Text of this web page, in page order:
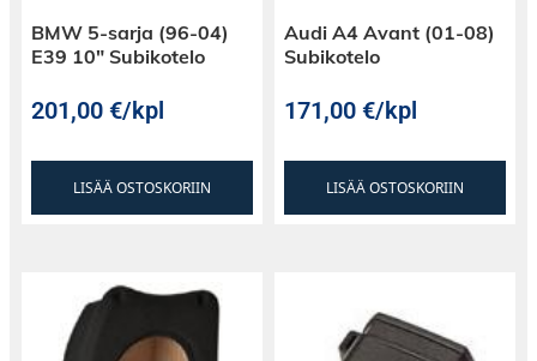
BMW 5-sarja (96-04)
E39 10″ Subikotelo
201,00€/kpl
LISÄÄ OSTOSKORIIN
Audi A4 Avant (01-08)
Subikotelo
171,00€/kpl
LISÄÄ OSTOSKORIIN